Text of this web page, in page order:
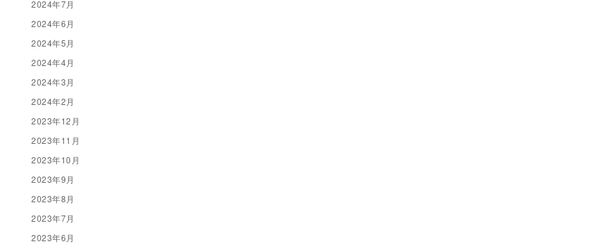
2024年7月
2024年6月
2024年5月
2024年4月
2024年3月
2024年2月
2023年12月
2023年11月
2023年10月
2023年9月
2023年8月
2023年7月
2023年6月